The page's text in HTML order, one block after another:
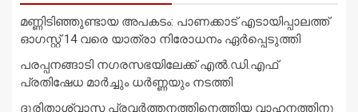
മണ്ണിടിഞ്ഞുണ്ടായ അപകടം: പാണക്കാട് എടായിപ്പാലത്ത്
ഓഗസ്റ്റ് 14 വരെ യാത്രാ നിരോധനം ഏര്‍പ്പെടുത്തി
പരപ്പനങ്ങാടി നഗരസഭയിലേക്ക് എൽ.ഡി.എഫ്
പ്രതിഷേധ മാർച്ചും ധർണ്ണയും നടത്തി
ദുരിതാശ്വാസ പ്രവർത്തനത്തിനെത്തിയ വാഹനത്തിനു